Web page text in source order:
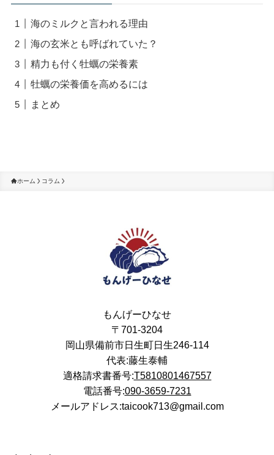
海のミルクと言われる理由
海の玄米とも呼ばれていた？
精力も付く牡蠣の栄養素
牡蠣の栄養価を高めるには
まとめ
ホーム コラム
もんげーひなせ
〒701-3204
岡山県備前市日生町日生246-114
代表:藤生泰輔
適格請求書番号:T5810801467557
電話番号:090-3659-7231
メールアドレス:taicook713@gmail.com